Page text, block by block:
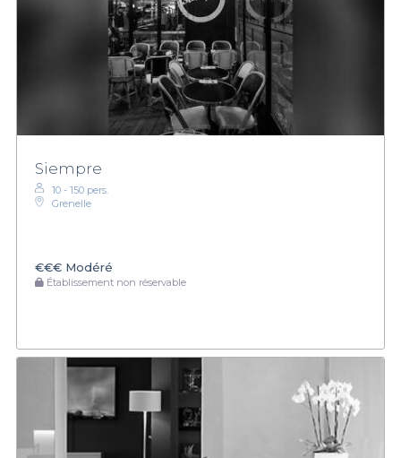
Siempre
10 - 150 pers.
Grenelle
€€€ Modéré
Établissement non réservable